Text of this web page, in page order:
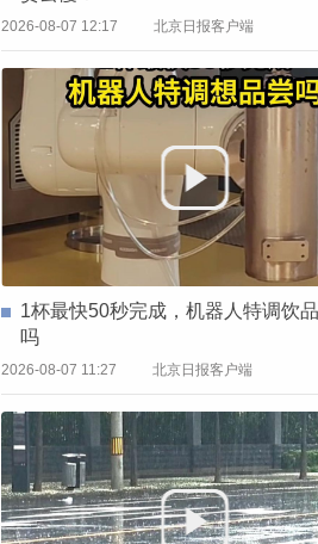
2026-08-07 12:17 北京日报客户端
1杯最快50秒完成，机器人特调饮
吗
2026-08-07 11:27 北京日报客户端